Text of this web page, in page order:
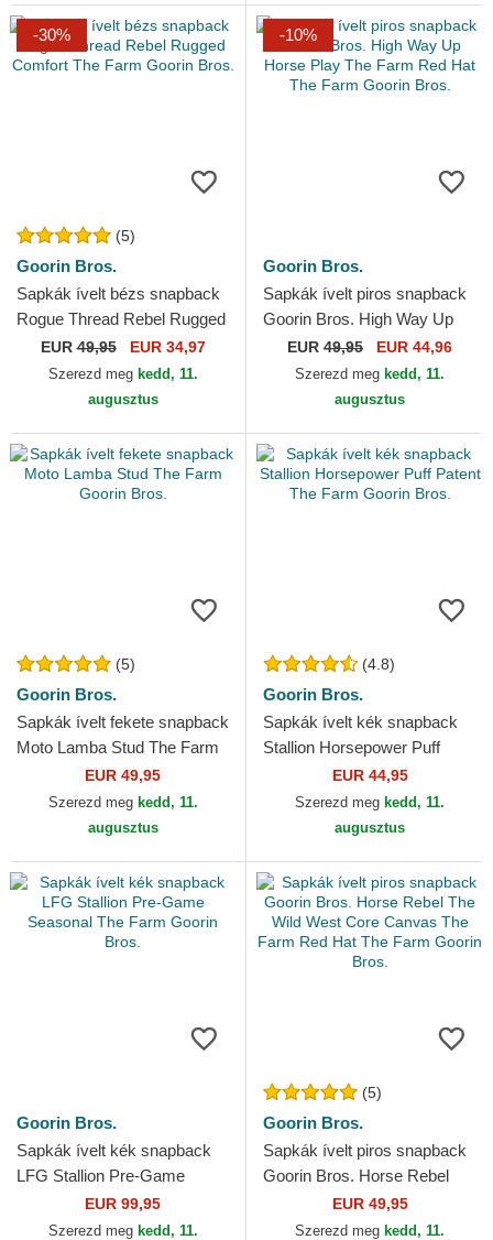
-30%
(5)
Goorin Bros.
Sapkák ívelt bézs snapback
Rogue Thread Rebel Rugged
Comfort The Farm Goorin
Bros.
EUR49,95 EUR 34,97
Szerezd meg kedd, 11.
augusztus
-10%
Goorin Bros.
Sapkák ívelt piros snapback
Goorin Bros. High Way Up
Horse Play The Farm Red
Hat The Farm Goorin...
EUR 49,95 EUR 44,96
Szerezd meg kedd, 11.
augusztus
(5)
Goorin Bros.
Sapkák ívelt fekete snapback
Moto Lamba Stud The Farm
Goorin Bros.EUR 49,95
Szerezd meg kedd, 11.
augusztus
(4.8)
Goorin Bros.
Sapkák ívelt kék snapback
Stallion Horsepower Puff
Patent The Farm Goorin
Bros.
EUR 44,95
Szerezd meg kedd, 11.
augusztus
Goorin Bros.
Sapkák ívelt kék snapback
LFG Stallion Pre-Game
Seasonal The Farm Goorin
Bros.
EUR 99,95
Szerezd meg kedd, 11.
(5)
Goorin Bros.
Sapkák ívelt piros snapback
Goorin Bros. Horse Rebel
The Wild West Core Canvas
The Farm Red Hat...
EUR 49,95
Szerezd meg kedd, 11.